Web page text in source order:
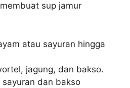
sup jamur
atau sayuran hingga
jagung, dan bakso.
sayuran dan bakso